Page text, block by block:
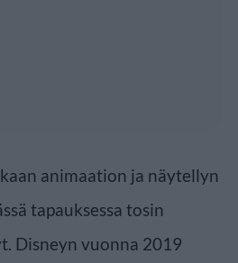
animaation ja näytellyn
tapauksessa tosin
Disneyn vuonna 2019